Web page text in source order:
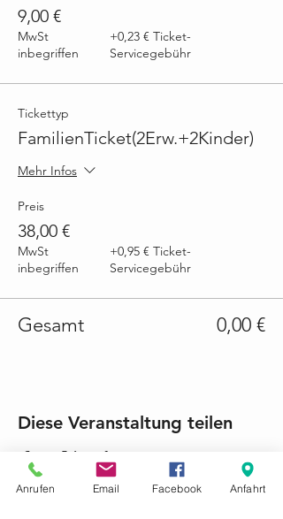
9,00 €
MwSt
inbegriffen
+0,23 € Ticket-
Servicegebühr
Tickettyp
FamilienTicket(2Erw.+2Kinder)
Mehr Infos
Preis
38,00 €
MwSt
inbegriffen
+0,95 € Ticket-
Servicegebühr
Gesamt 0,00 €
Diese Veranstaltung teilen
Anrufen Email Facebook Anfahrt